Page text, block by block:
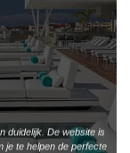
duidelijk. De website is
je te helpen de perfecte